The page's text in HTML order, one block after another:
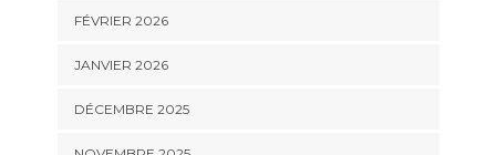
FÉVRIER 2026
JANVIER 2026
DÉCEMBRE 2025